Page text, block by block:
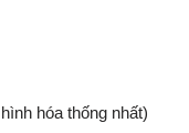
hóa thống nhất)